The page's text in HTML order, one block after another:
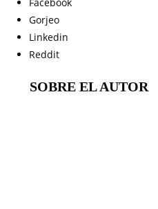
Facebook
Gorjeo
Linkedin
Reddit
SOBRE EL AUTOR